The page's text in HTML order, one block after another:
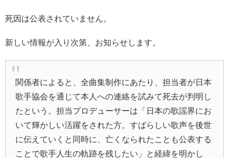
死因は公表されていません。
新しい情報が入り次第、お知らせします。
関係者によると、全曲集制作にあたり、担当者が日本
歌手協会を通じて本人への連絡を試みて死去が判明し
たという。担当プロデューサーは「日本の歌謡界にお
いて輝かしい活躍をされた方。すばらしい歌声を後世
に伝えていくと同時に、亡くなられたことも公表する
ことで歌手人生の軌跡を残したい」と経緯を明かし